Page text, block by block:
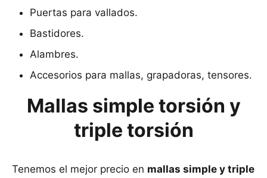
Puertas para vallados.
Bastidores.
Alambres.
Accesorios para mallas, grapadoras, tensores.
Mallas simple torsión y
triple torsión
Tenemos el mejor precio en mallas simple y triple